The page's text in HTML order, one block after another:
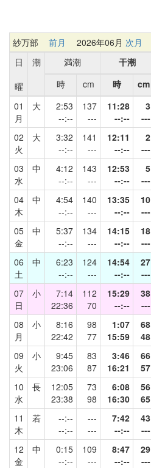
紗万部 前月 2026年06月 次月
日
曜
潮 満潮 干潮
時
cm 時
cm
01
月
大
2:53
--:--
137
---
11:28
--:--
3
---
02
火
大
3:32
--:--
141
---
12:11
--:--
2
---
03
水
中
4:12
--:--
143
---
12:53
--:--
5
---
04
木
中
4:54
--:--
140
---
13:35
--:--
10
---
05
金
中
5:37
--:--
134
---
14:15
--:--
18
---
06
土
中
6:23
--:--
124
---
14:54
--:--
27
---
07
日
小
7:14
22:36
112
70
15:29
--:--
38
---
08
月
小
8:16
22:42
98
77
1:07
15:59
68
48
09
火
小
9:45
23:06
83
87
3:46
16:21
66
57
10
水
長
12:05
23:38
73
98
6:08
16:30
56
65
11
木
若
--:--
--:--
---
---
7:42
--:--
43
---
12
金
中
0:15
--:--
109
---
8:47
--:--
29
---